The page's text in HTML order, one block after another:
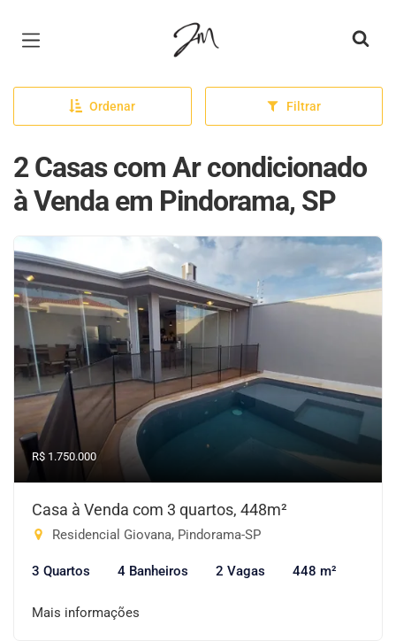
Página inicial
Ordenar Filtrar
2 Casas com Ar condicionado
à Venda em Pindorama, SP
R$ 1.750.000
Casa à Venda com 3 quartos, 448m²
Residencial Giovana, Pindorama-SP
3 Quartos 4 Banheiros 2 Vagas 448 m²
Mais informações